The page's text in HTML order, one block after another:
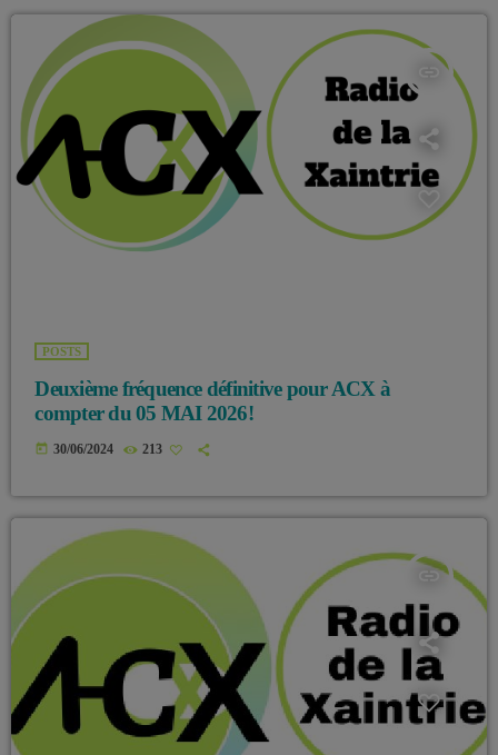
POSTS
Deuxième fréquence définitive pour ACX à
compter du 05 MAI 2026!
today 30/06/2024 213
insert_link